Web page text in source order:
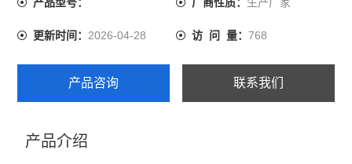
产品型号： 厂商性质：
更新时间：2026-04-28 访 问 量： 768
产品咨询 联系我们
产品介绍